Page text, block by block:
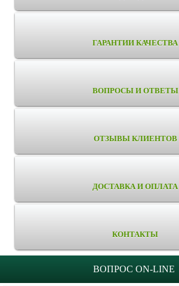
ГАРАНТИИ КАЧЕСТВА
ВОПРОСЫ И ОТВЕТЫ
ОТЗЫВЫ КЛИЕНТОВ
ДОСТАВКА И ОПЛАТА
КОНТАКТЫ
ВОПРОС ON-LINE